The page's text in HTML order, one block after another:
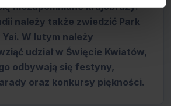
niezapomniane krajobrazy.
należy także zwiedzić Park
W lutym należy
udział w Święcie Kwiatów,
odbywają się festyny,
oraz konkursy piękności.